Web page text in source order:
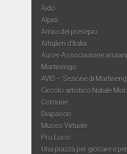
Aido
Alpini
Amici del presepio
Artiglieri d’Italia
Auser-Associazione
Martinengo
AVIS – Sezione di
Circolo artistico Natale
Comune
Diapason
Museo Virtuale
Pro Loco
Una piazza per giocare e